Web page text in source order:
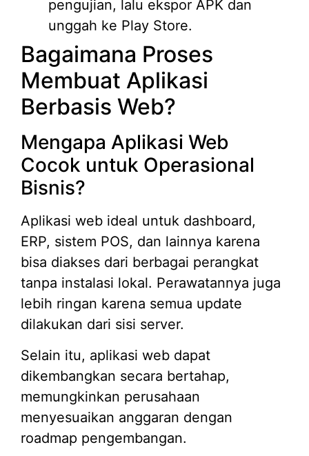
pengujian, lalu ekspor APK dan
unggah ke Play Store.
Bagaimana Proses
Membuat Aplikasi
Berbasis Web?
Mengapa Aplikasi Web
Cocok untuk Operasional
Bisnis?
Aplikasi web ideal untuk dashboard,
ERP, sistem POS, dan lainnya karena
bisa diakses dari berbagai perangkat
tanpa instalasi lokal. Perawatannya juga
lebih ringan karena semua update
dilakukan dari sisi server.
Selain itu, aplikasi web dapat
dikembangkan secara bertahap,
memungkinkan perusahaan
menyesuaikan anggaran dengan
roadmap pengembangan.